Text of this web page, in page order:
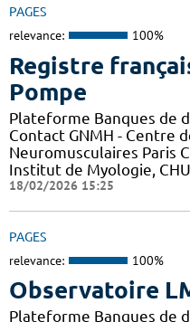
PAGES
relevance: 100%
Registre
Pompe
Plateforme Banques de
Contact GNMH - Centre
Neuromusculaires Paris
Institut de Myologie,
18/02/2026 15:25
PAGES
relevance: 100%
Observatoire
Plateforme Banques de